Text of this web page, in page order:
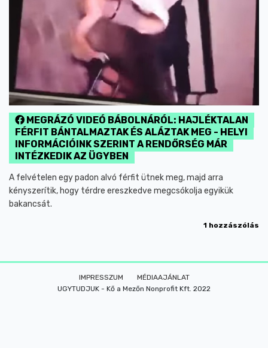
MEGRÁZÓ VIDEÓ BÁBOLNÁRÓL: HAJLÉKTALAN
FÉRFIT BÁNTALMAZTAK ÉS ALÁZTAK MEG - HELYI
INFORMÁCIÓINK SZERINT A RENDŐRSÉG MÁR
INTÉZKEDIK AZ ÜGYBEN
A felvételen egy padon alvó férfit ütnek meg, majd arra
kényszerítik, hogy térdre ereszkedve megcsókolja egyikük
bakancsát.
1 hozzászólás
IMPRESSZUM
MÉDIAAJÁNLAT
UGYTUDJUK - Kő a Mezőn Nonprofit Kft. 2022